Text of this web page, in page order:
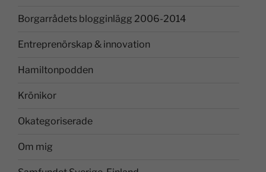
Borgarrådets blogginlägg 2006-2014
Entreprenörskap & innovation
Hamiltonpodden
Krönikor
Okategoriserade
Om mig